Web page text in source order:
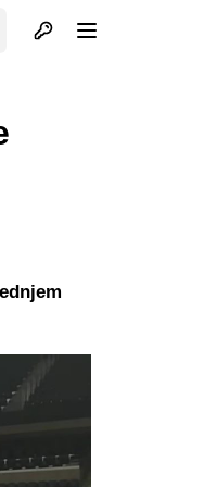
Otvori profil